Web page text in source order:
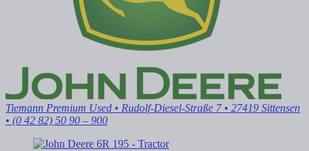
Tiemann Premium Used • Rudolf-Diesel-Straße 7 • 27419 Sittensen
• (0 42 82) 50 90 – 900